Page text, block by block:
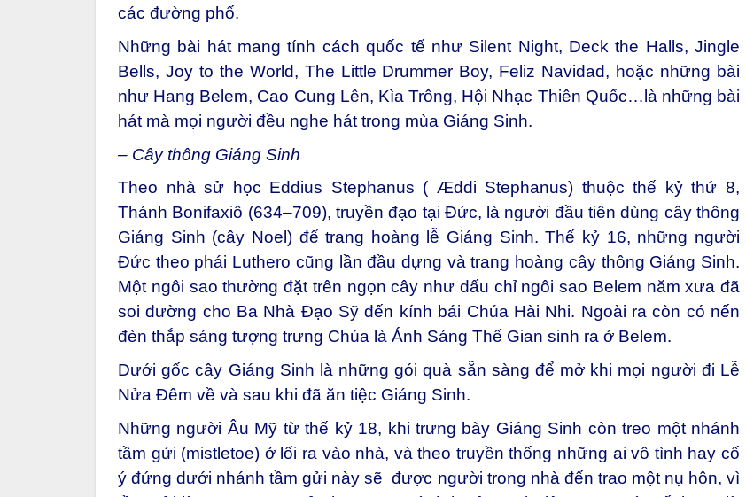
các đường phố.
Những bài hát mang tính cách quốc tế như Silent Night, Deck the Halls, Jingle
Bells, Joy to the World, The Little Drummer Boy, Feliz Navidad, hoặc những bài
như Hang Belem, Cao Cung Lên, Kìa Trông, Hội Nhạc Thiên Quốc…là những bài
hát mà mọi người đều nghe hát trong mùa Giáng Sinh.
– Cây thông Giáng Sinh
Theo nhà sử học Eddius Stephanus ( Æddi Stephanus) thuộc thế kỷ thứ 8,
Thánh Bonifaxiô (634–709), truyền đạo tại Đức, là người đầu tiên dùng cây thông
Giáng Sinh (cây Noel) để trang hoàng lễ Giáng Sinh. Thế kỷ 16, những người
Đức theo phái Luthero cũng lần đầu dựng và trang hoàng cây thông Giáng Sinh.
Một ngôi sao thường đặt trên ngọn cây như dấu chỉ ngôi sao Belem năm xưa đã
soi đường cho Ba Nhà Đạo Sỹ đến kính bái Chúa Hài Nhi. Ngoài ra còn có nến
đèn thắp sáng tượng trưng Chúa là Ánh Sáng Thế Gian sinh ra ở Belem.
Dưới gốc cây Giáng Sinh là những gói quà sẵn sàng để mở khi mọi người đi Lễ
Nửa Đêm về và sau khi đã ăn tiệc Giáng Sinh.
Những người Âu Mỹ từ thế kỷ 18, khi trưng bày Giáng Sinh còn treo một nhánh
tầm gửi (mistletoe) ở lối ra vào nhà, và theo truyền thống những ai vô tình hay cố
ý đứng dưới nhánh tầm gửi này sẽ được người trong nhà đến trao một nụ hôn, vì